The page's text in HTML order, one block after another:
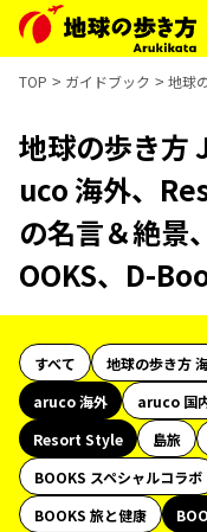
TOP ガイドブック 地球
地球の歩き方
uco 海外、
の名言＆絶景
OOKS、D-
すべて 地球の歩き方
aruco 海外
aruco 国
Resort Style
島旅
BOOKS スペシャルコラボ
BOOKS 旅と健康